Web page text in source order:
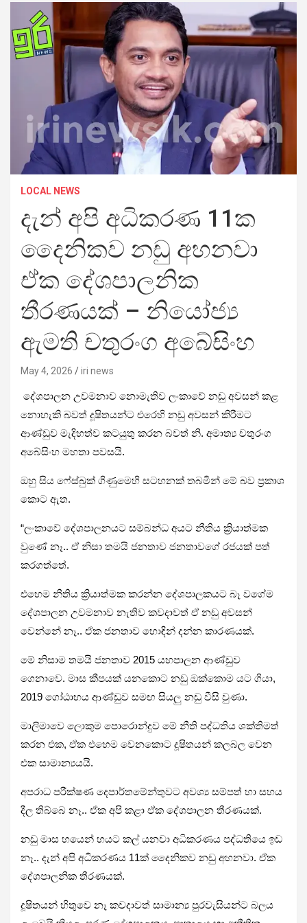
LOCAL NEWS
දැන් අපි අධිකරණ 11ක
දෛනිකව නඩු අහනවා
ඒක දේශපාලනික
තීරණයක් – නියෝජ්‍ය
ඇමති චතුරංග අබේසිංහ
May 4, 2026 iri news
දේශපාලන උවමනාව නොමැතිව ලංකාවේ නඩු අවසන් කළ
නොහැකි බවත් දූෂිතයන්ට එරෙහි නඩු අවසන් කිරීමට
ආණ්ඩුව මැදිහත්ව කටයුතු කරන බවත් නි. අමාත්‍ය චතුරංග
අබේසිංහ මහතා පවසයි.
ඔහු සිය ෆේස්බුක් ගිණුමෙහි සටහනක් තබමින් මේ බව ප්‍රකාශ
කොට ඇත.
“ලංකාවේ දේශපාලනයට සම්බන්ධ අයට නීතිය ක්‍රියාත්මක
වුණේ නෑ.. ඒ නිසා තමයි ජනතාව ජනතාවගේ රජයක් පත්
කරගත්තේ.
එහෙම නීතිය ක්‍රියාත්මක කරන්න දේශපාලකයට බෑ වගේම
දේශපාලන උවමනාව නැතිව කවදාවත් ඒ නඩු අවසන්
වෙන්නේ නෑ.. ඒක ජනතාව හොඳින් දන්න කාරණයක්.
මේ නිසාම තමයි ජනතාව 2015 යහපාලන ආණ්ඩුව
ගෙනාවෙ. මාස කීපයක් යනකොට නඩු ඔක්කොම යට ගියා,
2019 ගෝඨාභය ආණ්ඩුව සමඟ සියලු නඩු වීසි වුණා.
මාලිමාවෙ ලොකුම පොරොන්දුව මේ නීති පද්ධතිය ශක්තිමත්
කරන එක, ඒක එහෙම වෙනකොට දූෂිතයන් කලබල වෙන
එක සාමාන්‍යයයි.
අපරාධ පරීක්ෂණ දෙපාර්තමේන්තුවට අවශ්‍ය සම්පත් හා සහය
දීල තිබ්බෙ නෑ.. ඒක අපි කළා ඒක දේශපාලන තීරණයක්.
නඩු මාස හයෙන් හයට කල් යනවා අධිකරණය පද්ධතියෙ ඉඩ
නෑ.. දැන් අපි අධිකරණය 11ක් දෛනිකව නඩු අහනවා. ඒක
දේශපාලනික තීරණයක්.
දූෂිතයන් හිතුවෙ නෑ කවදාවත් සාමාන්‍ය පුරවැසියන්ට බලය